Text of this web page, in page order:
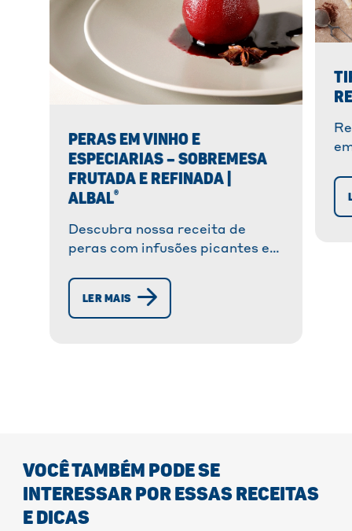
PERAS EM VINHO E
ESPECIARIAS – SOBREMESA
FRUTADA E REFINADA |
ALBAL®
Descubra nossa receita de
peras com infusões picantes em
elegante e fácil de preparar,
perfeita para refeições de
LER MAIS
VOCÊ TAMBÉM PODE SE
INTERESSAR POR ESSAS RECEITAS
E DICAS